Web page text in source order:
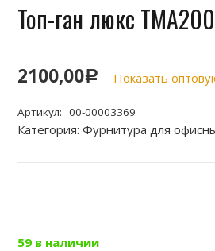
Топ-ган люкс
2100,00Р Показать
Артикул: 00-00003369
Категория: Фурнитура для
59 в наличии